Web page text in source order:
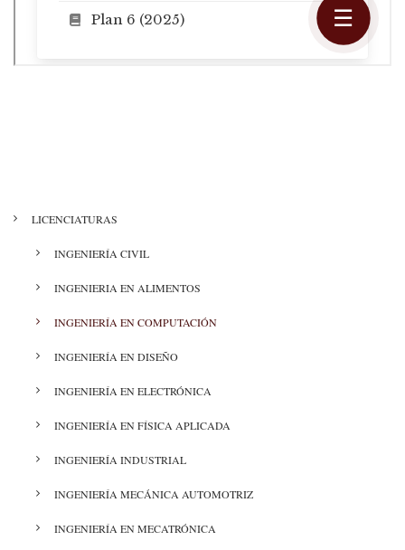
MENÚ
LICENCIATURAS
INGENIERÍA CIVIL
INGENIERIA EN ALIMENTOS
INGENIERÍA EN COMPUTACIÓN
INGENIERÍA EN DISEÑO
INGENIERÍA EN ELECTRÓNICA
INGENIERÍA EN FÍSICA APLICADA
INGENIERÍA INDUSTRIAL
INGENIERÍA MECÁNICA AUTOMOTRIZ
INGENIERÍA EN MECATRÓNICA